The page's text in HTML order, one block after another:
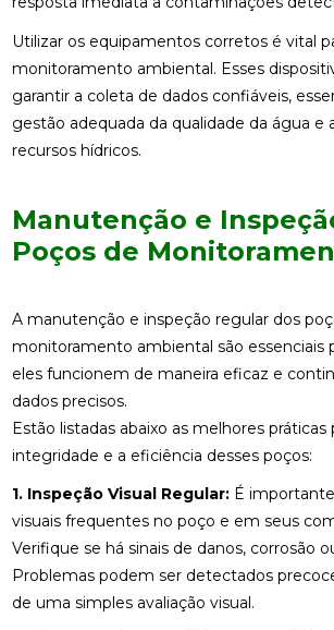
Utilizar os equipamentos corretos é vital
monitoramento ambiental. Esses
garantir a coleta de dados confiáveis,
gestão adequada da qualidade da água e
recursos hídricos.
Manutenção e
Poços de
A manutenção e inspeção regular dos
monitoramento ambiental são essenciais
eles funcionem de maneira eficaz e
dados precisos.
Estão listadas abaixo as melhores práticas
integridade e a eficiência desses poços:
1. Inspeção Visual Regular:É importante
visuais frequentes no poço e em seus
Verifique se há sinais de danos, corrosão
Problemas podem ser detectados
de uma simples avaliação visual.